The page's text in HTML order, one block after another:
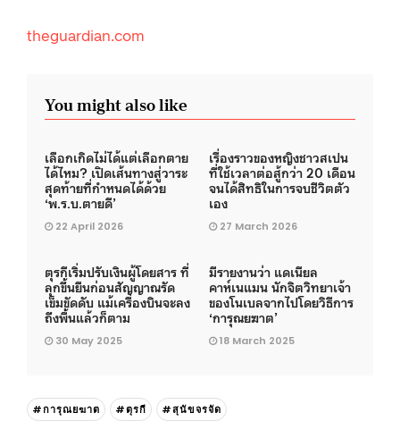
theguardian.com
You might also like
เลือกเกิดไม่ได้แต่เลือกตาย
ได้ไหม? เปิดเส้นทางสู่วาระ
สุดท้ายที่กำหนดได้ด้วย
‘พ.ร.บ.ตายดี’
22 April 2026
เรื่องราวของหญิงชาวสเปน
ที่ใช้เวลาต่อสู้กว่า 20 เดือน
จนได้สิทธิในการจบชีวิตตัว
เอง
27 March 2026
ตุรกีเริ่มปรับเงินผู้โดยสาร ที่
ลุกขึ้นยืนก่อนสัญญาณรัด
เข็มขัดดับ แม้เครื่องบินจะลง
ถึงพื้นแล้วก็ตาม
30 May 2025
มีรายงานว่า แดเนียล
คาห์เนแมน นักจิตวิทยาเจ้า
ของโนเบลจากไปโดยวิธีการ
‘การุณยฆาต’
18 March 2025
#การุณยฆาต #ตุรกี #สุนัขจรจัด